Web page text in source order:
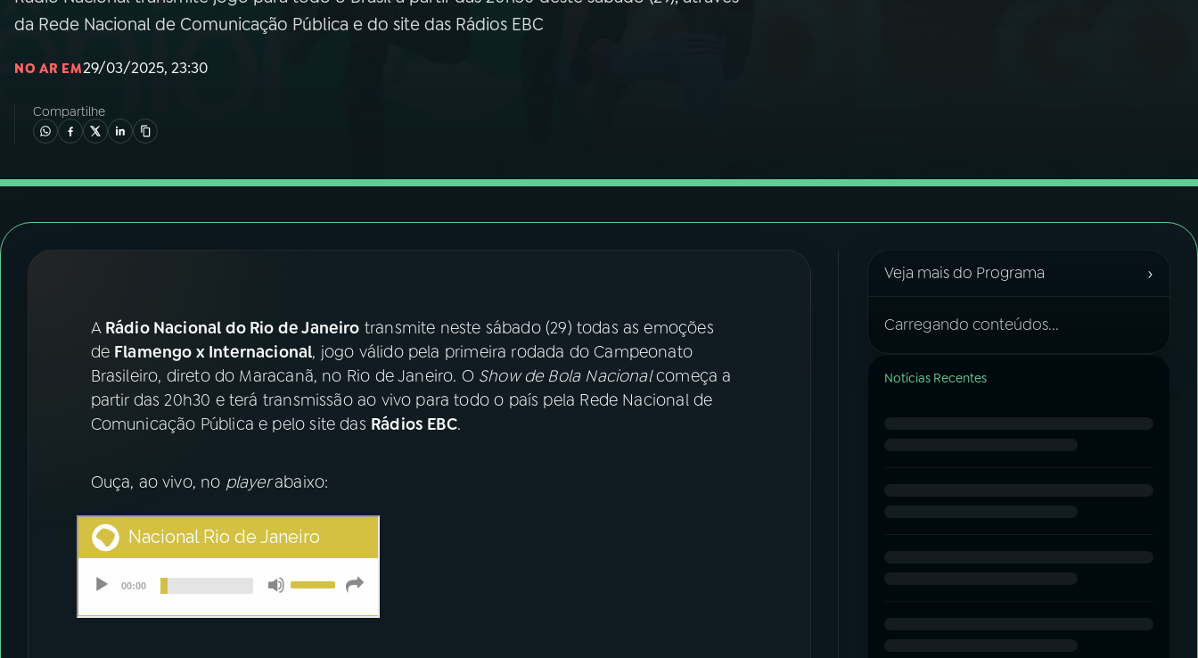
06VIDEOCASTS
07 ÚLTIMAS
08FESTIVAL DE MÚSICA
Instagram X
da Rede Nacional de Comunicação Pública e do site das Rádios EBC
NO AR EM29/03/2025, 23:30
Compartilhe
A Rádio Nacional do Rio de Janeiro transmite neste sábado (29) todas as emoções
de Flamengo x Internacional, jogo válido pela primeira rodada do Campeonato
Brasileiro, direto do Maracanã, no Rio de Janeiro. O Show de Bola Nacionalcomeça a
partir das 20h30 e terá transmissão ao vivo para todo o país pela Rede Nacional de
Comunicação Pública e pelo site das Rádios EBC.
Ouça, ao vivo, no playerabaixo:
Veja mais do Programa ›
Carregando conteúdos...
Notícias Recentes